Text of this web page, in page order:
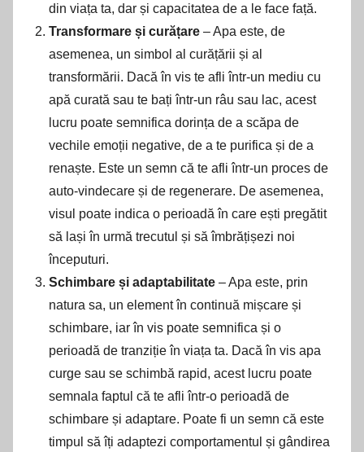
din viața ta, dar și capacitatea de a le face față.
Transformare și curățare – Apa este, de
asemenea, un simbol al curățării și al
transformării. Dacă în vis te afli într-un mediu cu
apă curată sau te bați într-un râu sau lac, acest
lucru poate semnifica dorința de a scăpa de
vechile emoții negative, de a te purifica și de a
renaște. Este un semn că te afli într-un proces de
auto-vindecare și de regenerare. De asemenea,
visul poate indica o perioadă în care ești pregătit
să lași în urmă trecutul și să îmbrățișezi noi
începuturi.
Schimbare și adaptabilitate – Apa este, prin
natura sa, un element în continuă mișcare și
schimbare, iar în vis poate semnifica și o
perioadă de tranziție în viața ta. Dacă în vis apa
curge sau se schimbă rapid, acest lucru poate
semnala faptul că te afli într-o perioadă de
schimbare și adaptare. Poate fi un semn că este
timpul să îți adaptezi comportamentul și gândirea